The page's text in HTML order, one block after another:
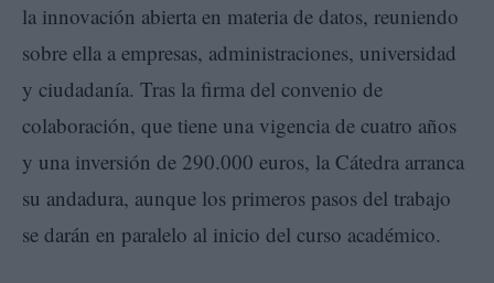
la innovación abierta en materia de datos, reuniendo
sobre ella a empresas, administraciones, universidad
y ciudadanía. Tras la firma del convenio de
colaboración, que tiene una vigencia de cuatro años
y una inversión de 290.000 euros, la Cátedra arranca
su andadura, aunque los primeros pasos del trabajo
se darán en paralelo al inicio del curso académico.